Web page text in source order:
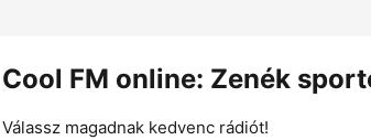
Cool FM online: Zenék
Válassz magadnak kedvenc rádiót!